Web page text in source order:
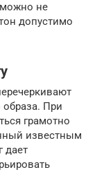
не
допустимо
образа. При
грамотно
известным
дает